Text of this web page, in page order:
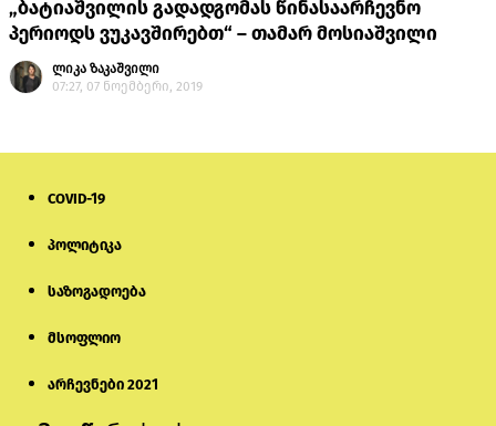
„ბატიაშვილის გადადგომას წინასაარჩევნო
პერიოდს ვუკავშირებთ“ – თამარ მოსიაშვილი
ლიკა ზაკაშვილი
07:27, 07 ნოემბერი, 2019
COVID-19
პოლიტიკა
საზოგადოება
მსოფლიო
არჩევნები 2021